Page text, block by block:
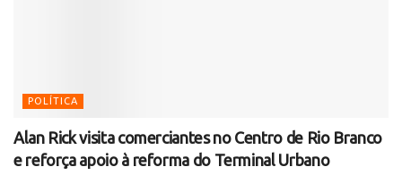
POLÍTICA
Alan Rick visita comerciantes no Centro de Rio Branco
e reforça apoio à reforma do Terminal Urbano